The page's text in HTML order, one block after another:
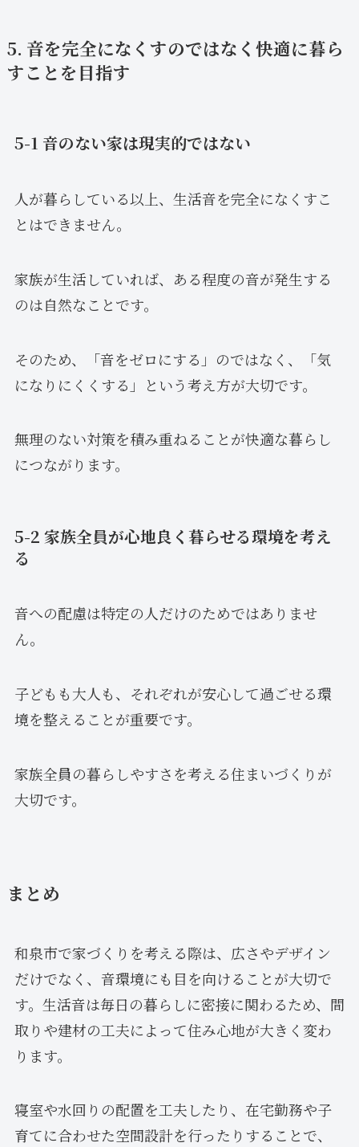
5. 音を完全になくすのではなく快適に暮ら
すことを目指す
5-1 音のない家は現実的ではない
人が暮らしている以上、生活音を完全になくすこ
とはできません。
家族が生活していれば、ある程度の音が発生する
のは自然なことです。
そのため、「音をゼロにする」のではなく、「気
になりにくくする」という考え方が大切です。
無理のない対策を積み重ねることが快適な暮らし
につながります。
5-2 家族全員が心地良く暮らせる環境を考え
る
音への配慮は特定の人だけのためではありませ
ん。
子どもも大人も、それぞれが安心して過ごせる環
境を整えることが重要です。
家族全員の暮らしやすさを考える住まいづくりが
大切です。
まとめ
和泉市で家づくりを考える際は、広さやデザイン
だけでなく、音環境にも目を向けることが大切で
す。生活音は毎日の暮らしに密接に関わるため、間
取りや建材の工夫によって住み心地が大きく変わ
ります。
寝室や水回りの配置を工夫したり、在宅勤務や子
育てに合わせた空間設計を行ったりすることで、